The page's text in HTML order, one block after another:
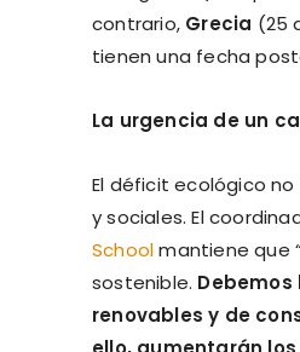
contrario, Grecia (25
tienen una fecha
La urgencia de un
El déficit ecológico
y sociales. El
Schoolmantiene que
sostenible.
renovables y de